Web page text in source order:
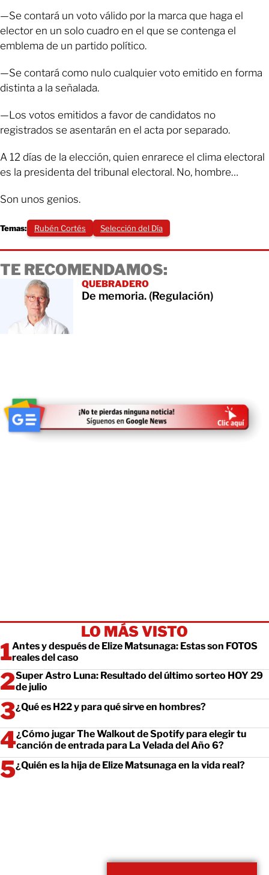
—Se contará un voto válido por la marca que haga el
elector en un solo cuadro en el que se contenga el
emblema de un partido político.
—Se contará como nulo cualquier voto emitido en forma
distinta a la señalada.
—Los votos emitidos a favor de candidatos no
registrados se asentarán en el acta por separado.
A 12 días de la elección, quien enrarece el clima electoral
es la presidenta del tribunal electoral. No, hombre…
Son unos genios.
Temas: Rubén Cortés Selección del Día
TE RECOMENDAMOS:
QUEBRADERO
De memoria. (Regulación)
LO MÁS VISTO
Antes y después de Elize Matsunaga: Estas son FOTOS
reales del caso
Super Astro Luna: Resultado del último sorteo HOY 29
de julio
¿Qué es H22 y para qué sirve en hombres?
¿Cómo jugar The Walkout de Spotify para elegir tu
canción de entrada para La Velada del Año 6?
¿Quién es la hija de Elize Matsunaga en la vida real?